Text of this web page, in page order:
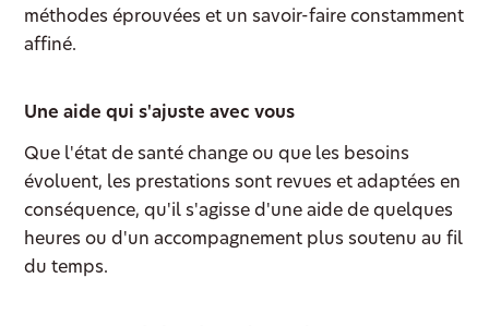
méthodes éprouvées et un savoir-faire constamment
affiné.
Une aide qui s'ajuste avec vous
Que l'état de santé change ou que les besoins
évoluent, les prestations sont revues et adaptées en
conséquence, qu'il s'agisse d'une aide de quelques
heures ou d'un accompagnement plus soutenu au fil
du temps.